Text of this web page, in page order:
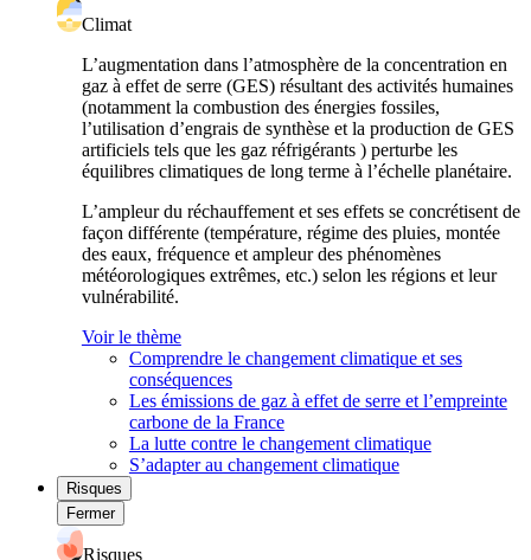
Climat
L’augmentation dans l’atmosphère de la concentration en
gaz à effet de serre (GES) résultant des activités humaines
(notamment la combustion des énergies fossiles,
l’utilisation d’engrais de synthèse et la production de GES
artificiels tels que les gaz réfrigérants ) perturbe les
équilibres climatiques de long terme à l’échelle planétaire.
L’ampleur du réchauffement et ses effets se concrétisent de
façon différente (température, régime des pluies, montée
des eaux, fréquence et ampleur des phénomènes
météorologiques extrêmes, etc.) selon les régions et leur
vulnérabilité.
Voir le thème
Comprendre le changement climatique et ses
conséquences
Les émissions de gaz à effet de serre et l’empreinte
carbone de la France
La lutte contre le changement climatique
S’adapter au changement climatique
Risques
Fermer
Risques